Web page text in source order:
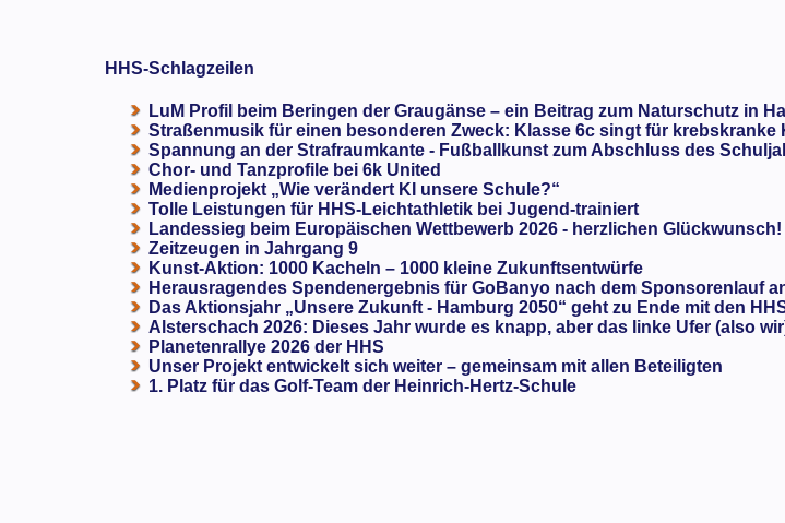
HHS-Schlagzeilen
LuM Profil beim Beringen der Graugänse – ein Beitrag zum Naturschutz in
Straßenmusik für einen besonderen Zweck: Klasse 6c singt für krebskranke
Spannung an der Strafraumkante - Fußballkunst zum Abschluss des
Chor- und Tanzprofile bei 6k United
Medienprojekt „Wie verändert KI unsere Schule?“
Tolle Leistungen für HHS-Leichtathletik bei Jugend-trainiert
Landessieg beim Europäischen Wettbewerb 2026 - herzlichen Glückwunsch!
Zeitzeugen in Jahrgang 9
Kunst-Aktion: 1000 Kacheln – 1000 kleine Zukunftsentwürfe
Herausragendes Spendenergebnis für GoBanyo nach dem Sponsorenlauf
Das Aktionsjahr „Unsere Zukunft - Hamburg 2050“ geht zu Ende mit den
Alsterschach 2026: Dieses Jahr wurde es knapp, aber das linke Ufer (also
Planetenrallye 2026 der HHS
Unser Projekt entwickelt sich weiter – gemeinsam mit allen Beteiligten
1. Platz für das Golf-Team der Heinrich-Hertz-Schule